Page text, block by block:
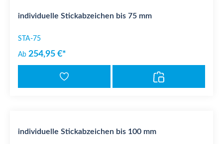
individuelle Stickabzeichen bis 75 mm
STA-75
Ab 254,95 €*
individuelle Stickabzeichen bis 100 mm